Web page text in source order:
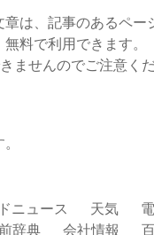
章は、記事のあるペー
料で利用できます。
ませんのでご注意くだ
ニュース 天気
辞典 会社情報